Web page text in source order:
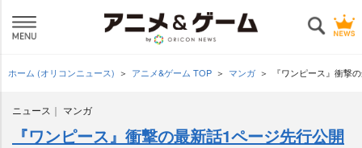
ホーム (オリコンニュース) アニメ&ゲーム TOP マンガ 『ワンピース』衝撃
ニュース マンガ
『ワンピース』衝撃の最新話1ページ先行公開